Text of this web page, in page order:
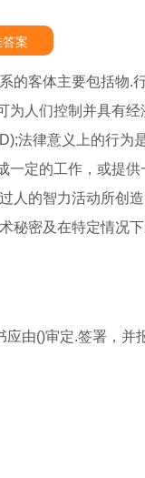
案
的客体主要包括物.
为人们控制并具有经
法律意义上的行为
一定的工作，或提供
人的智力活动所创
秘密及在特定情况
由()审定.签署，并